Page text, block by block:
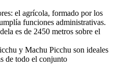
el agrícola, formado por los
funciones administrativas.
es de 2450 metros sobre el
y Machu Picchu son ideales
de todo el conjunto